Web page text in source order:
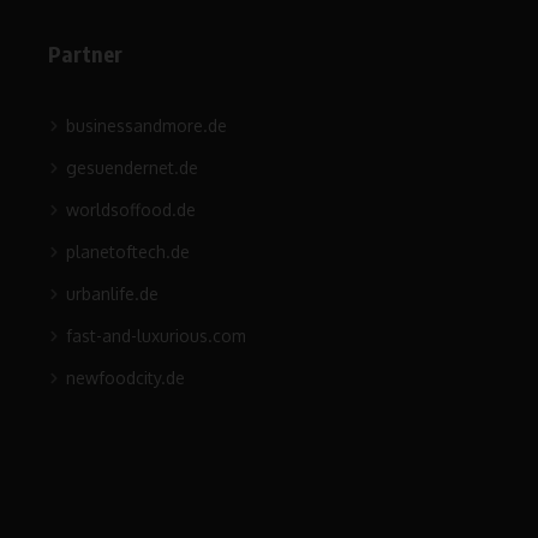
Partner
businessandmore.de
gesuendernet.de
worldsoffood.de
planetoftech.de
urbanlife.de
fast-and-luxurious.com
newfoodcity.de